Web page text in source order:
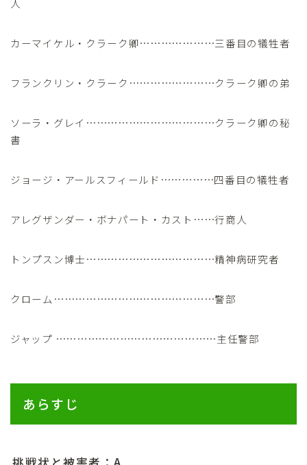
人
カーマイケル・クラーク卿…………………三番目の犠牲者
フランクリン・クラーク……………………クラーク卿の弟
ソーラ・グレイ………………………………クラーク卿の秘
書
ジョージ・アールスフィールド……………四番目の犠牲者
アレグザンダー・ボナパート・カスト……行商人
トンプスン博士………………………………精神病研究者
クローム………………………………………警部
ジャップ ………………………………………主任警部
あらすじ